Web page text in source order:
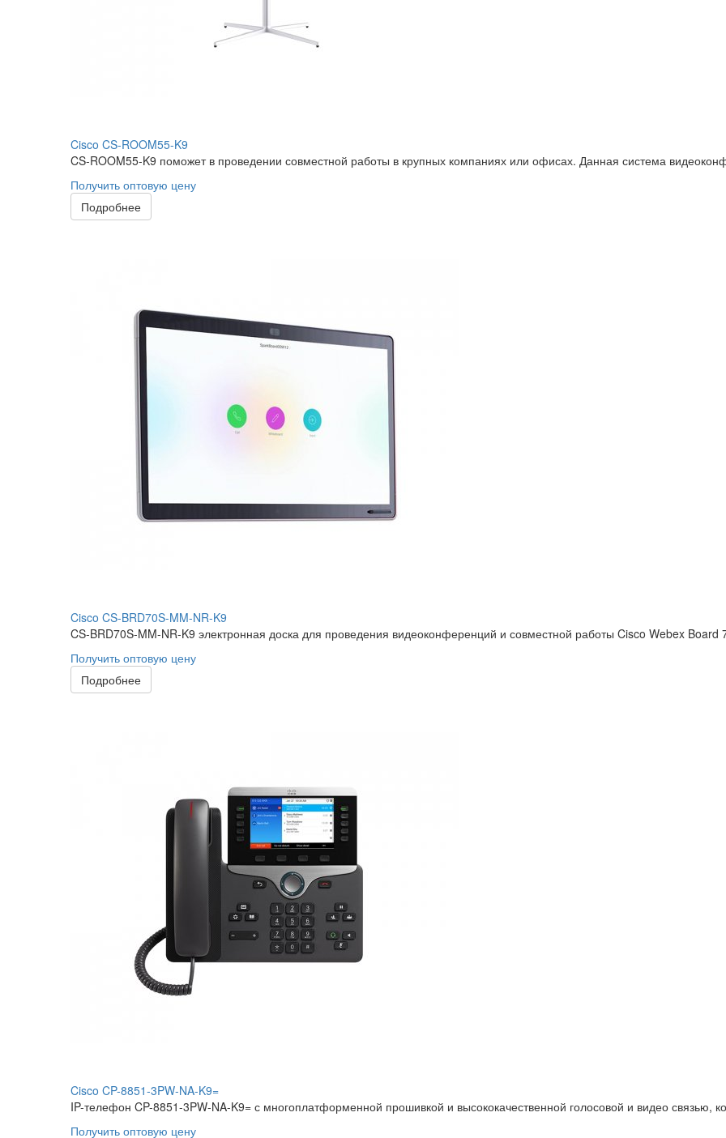
Cisco CS-ROOM55-K9
CS-ROOM55-K9 поможет в проведении совместной работы в крупных компаниях или офисах. Данная система
Получить оптовую цену
Подробнее
Cisco CS-BRD70S-MM-NR-K9
CS-BRD70S-MM-NR-K9 электронная доска для проведения видеоконференций и совместной работы Cisco Webex Board
Получить оптовую цену
Подробнее
Cisco CP-8851-3PW-NA-K9=
IP-телефон CP-8851-3PW-NA-K9= с многоплатформенной прошивкой и высококачественной голосовой и видео связью,
Получить оптовую цену